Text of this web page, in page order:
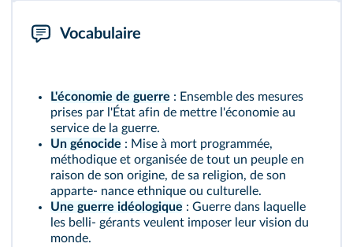
Vocabulaire
L'économie de guerre : Ensemble des mesures
prises par l'État afin de mettre l'économie au
service de la guerre.
Un génocide : Mise à mort programmée,
méthodique et organisée de tout un peuple en
raison de son origine, de sa religion, de son
apparte- nance ethnique ou culturelle.
Une guerre idéologique : Guerre dans laquelle
les belli- gérants veulent imposer leur vision du
monde.